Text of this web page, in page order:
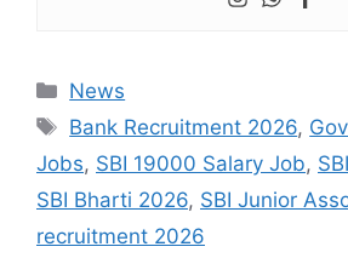
Categories
News
Tags
Bank Recruitment 2026,
Jobs, SBI 19000 Salary Job,
SBI Bharti 2026, SBI Junior
recruitment 2026